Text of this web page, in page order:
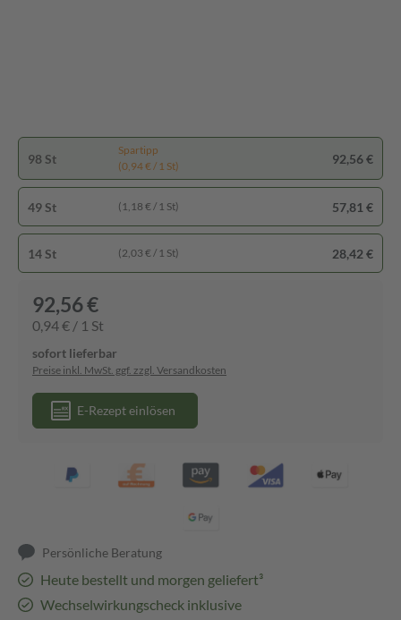
98 St
Spartipp
(0,94 € / 1 St)
92,56 €
49 St (1,18 € / 1 St) 57,81 €
14 St (2,03 € / 1 St) 28,42 €
92,56 €
0,94 € / 1 St
sofort lieferbar
Preise inkl. MwSt. ggf. zzgl. Versandkosten
E-Rezept einlösen
Persönliche Beratung
Heute bestellt und morgen geliefert³
Wechselwirkungscheck inklusive